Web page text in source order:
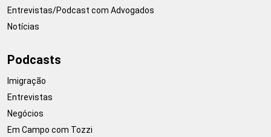
Entrevistas/Podcast com Advogados
Notícias
Podcasts
Imigração
Entrevistas
Negócios
Em Campo com Tozzi